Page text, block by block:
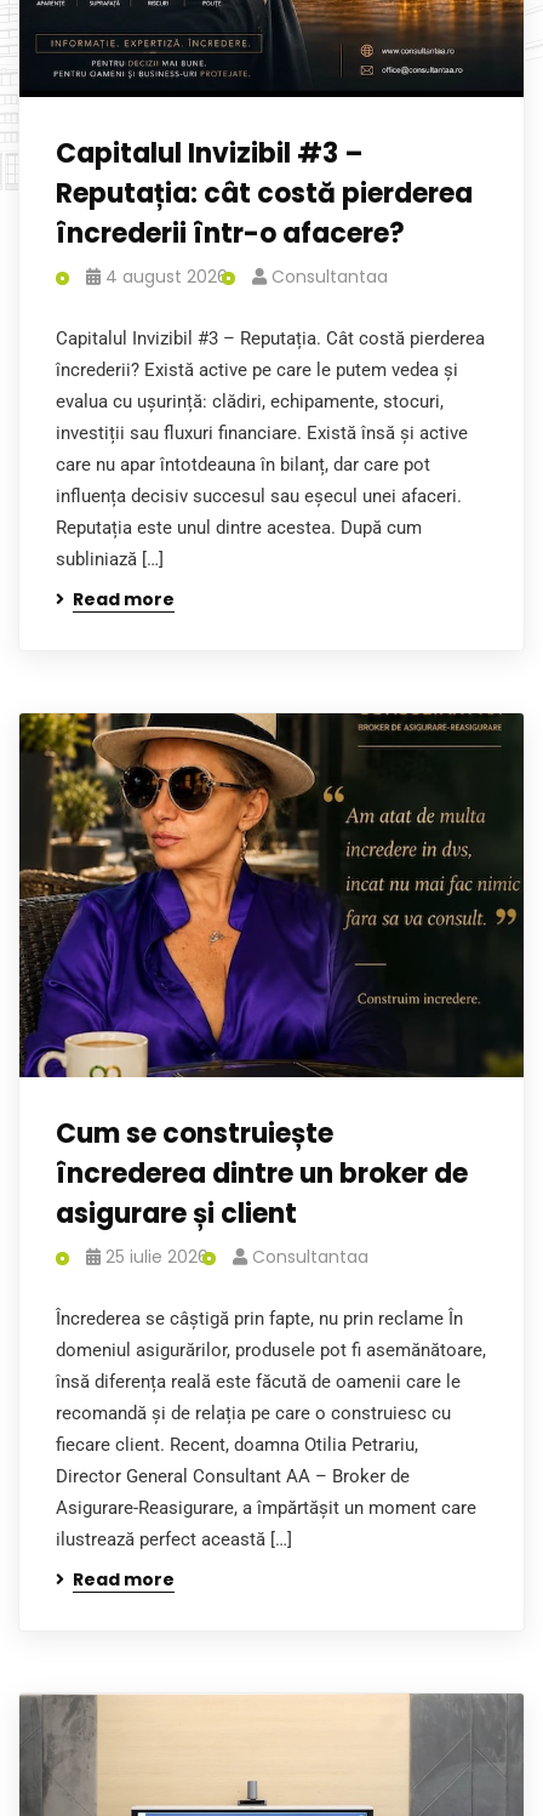
Capitalul Invizibil #3 –
Reputația: cât costă pierderea
încrederii într-o afacere?
4 august 2026 Consultantaa
Capitalul Invizibil #3 – Reputația. Cât costă pierderea
încrederii? Există active pe care le putem vedea și
evalua cu ușurință: clădiri, echipamente, stocuri,
investiții sau fluxuri financiare. Există însă și active
care nu apar întotdeauna în bilanț, dar care pot
influența decisiv succesul sau eșecul unei afaceri.
Reputația este unul dintre acestea. După cum
subliniază […]
Read more
Cum se construiește
încrederea dintre un broker de
asigurare și client
25 iulie 2026 Consultantaa
Încrederea se câștigă prin fapte, nu prin reclame În
domeniul asigurărilor, produsele pot fi asemănătoare,
însă diferența reală este făcută de oamenii care le
recomandă și de relația pe care o construiesc cu
fiecare client. Recent, doamna Otilia Petrariu,
Director General Consultant AA – Broker de
Asigurare-Reasigurare, a împărtășit un moment care
ilustrează perfect această […]
Read more